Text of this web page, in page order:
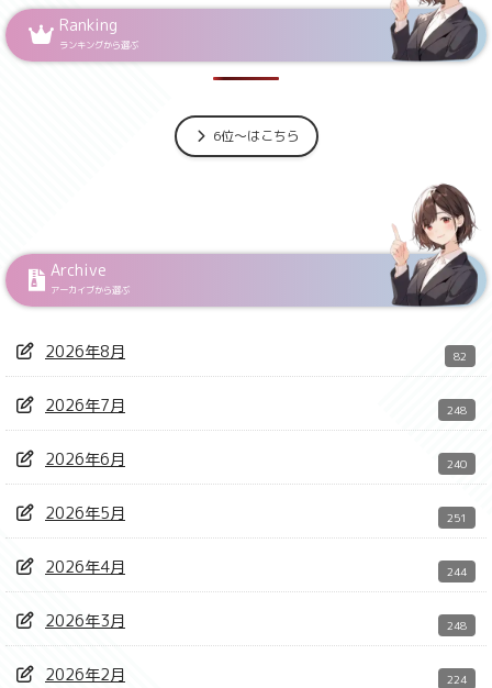
Ranking
ランキングから選ぶ
6位～はこちら
Archive
アーカイブから選ぶ
2026年8月 82
2026年7月 248
2026年6月 240
2026年5月 251
2026年4月 244
2026年3月 248
2026年2月 224